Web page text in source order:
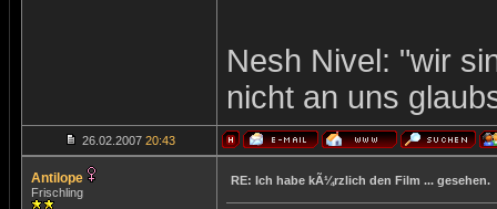
Nesh Nivel: "wir
nicht an uns
26.02.2007 20:43
Antilope
Frischling
RE: Ich habe kÃ¼rzlich den Film ... gesehen.